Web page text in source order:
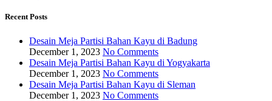
Recent Posts
Desain Meja Partisi Bahan Kayu di Badung
December 1, 2023 No Comments
Desain Meja Partisi Bahan Kayu di Yogyakarta
December 1, 2023 No Comments
Desain Meja Partisi Bahan Kayu di Sleman
December 1, 2023 No Comments